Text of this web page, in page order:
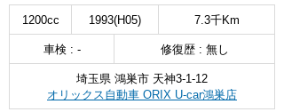
1200cc 1993(H05) 7.3千Km
車検 : - 修復歴 : 無し
埼玉県 鴻巣市 天神3-1-12
オリックス自動車 ORIX U-car鴻巣店